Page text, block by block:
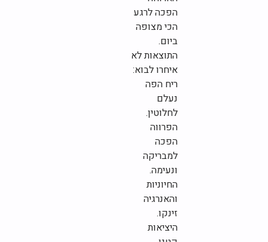
הפכה לרגע
הכי מצופה
ביום.
התוצאות לא
איחרו לבוא:
ריח הפה
נעלם
לחלוטין.
הפרווה
הפכה
למבריקה
ונעימה.
החיוניות
והאנרגיה
זינקו.
היציאות